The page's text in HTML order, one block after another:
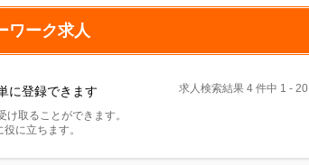
ワーク求人
求人検索結果 4 件中 1 - 20
に登録できます
け取ることができます。
に立ちます。